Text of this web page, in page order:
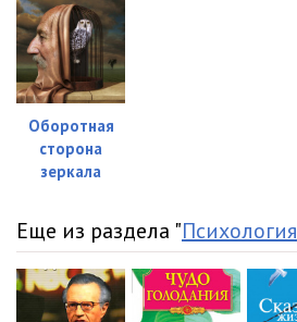
22_Глава_11_Союз
23_Глава_12_Проповедь_смирения
24_Глава_13_Eссe_homo
25_Глава_14_Исповедую_надежду
Оборотная
сторона
зеркала
Еще из раздела "Психология